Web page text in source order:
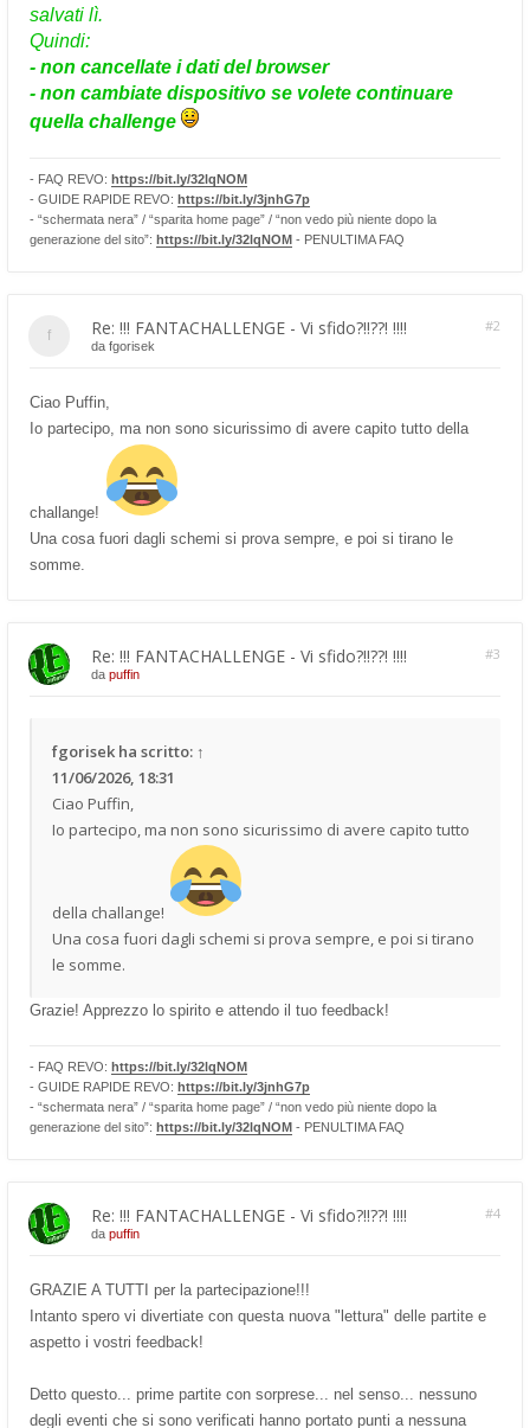
salvati lì.
Quindi:
- non cancellate i dati del browser
- non cambiate dispositivo se volete continuare
quella challenge
- FAQ REVO: https://bit.ly/32lqNOM
- GUIDE RAPIDE REVO: https://bit.ly/3jnhG7p
- “schermata nera” / “sparita home page” / “non vedo più niente dopo la
generazione del sito”: https://bit.ly/32lqNOM - PENULTIMA FAQ
Re: !!! FANTACHALLENGE - Vi sfido?!!??! !!!! #2
da fgorisek
Ciao Puffin,
Io partecipo, ma non sono sicurissimo di avere capito tutto della
challange!
Una cosa fuori dagli schemi si prova sempre, e poi si tirano le
somme.
Re: !!! FANTACHALLENGE - Vi sfido?!!??! !!!! #3
da puffin
fgorisek ha scritto: ↑
11/06/2026, 18:31
Ciao Puffin,
Io partecipo, ma non sono sicurissimo di avere capito tutto
della challange!
Una cosa fuori dagli schemi si prova sempre, e poi si tirano
le somme.
Grazie! Apprezzo lo spirito e attendo il tuo feedback!
- FAQ REVO: https://bit.ly/32lqNOM
- GUIDE RAPIDE REVO: https://bit.ly/3jnhG7p
- “schermata nera” / “sparita home page” / “non vedo più niente dopo la
generazione del sito”: https://bit.ly/32lqNOM - PENULTIMA FAQ
Re: !!! FANTACHALLENGE - Vi sfido?!!??! !!!! #4
da puffin
GRAZIE A TUTTI per la partecipazione!!!
Intanto spero vi divertiate con questa nuova "lettura" delle partite e
aspetto i vostri feedback!
Detto questo... prime partite con sorprese... nel senso... nessuno
degli eventi che si sono verificati hanno portato punti a nessuna